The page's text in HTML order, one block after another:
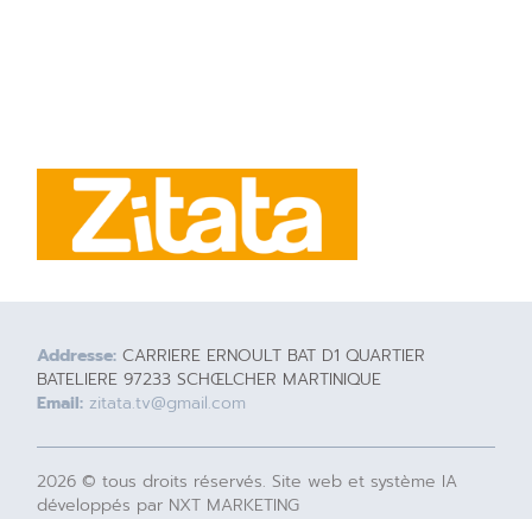
Addresse: CARRIERE ERNOULT BAT D1 QUARTIER
BATELIERE 97233 SCHŒLCHER MARTINIQUE
Email: zitata.tv@gmail.com
2026 © tous droits réservés. Site web et système IA
développés par NXT MARKETING